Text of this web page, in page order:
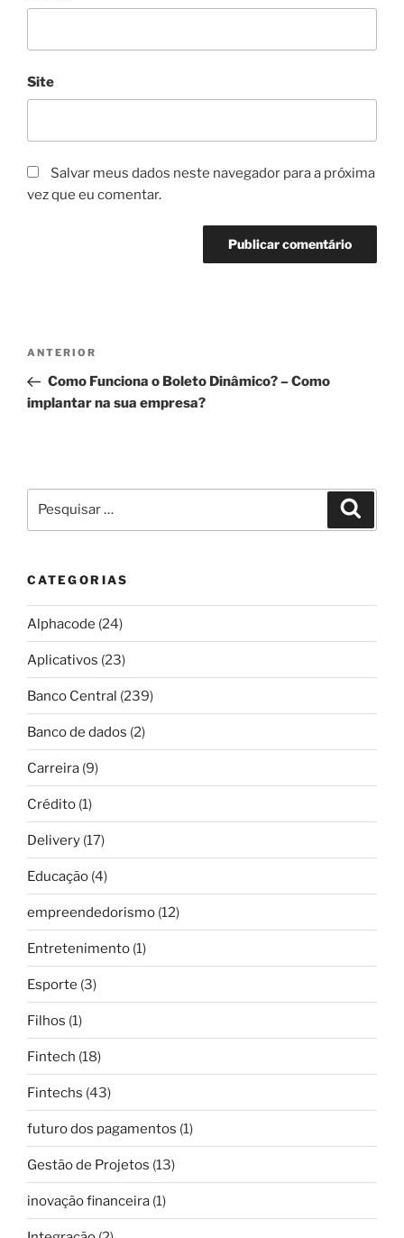
Site
Salvar meus dados neste navegador para a próxima
vez que eu comentar.
Navegação
Post
Post
anterior
ANTERIOR
Como Funciona o Boleto Dinâmico? – Como
implantar na sua empresa?
por:
CATEGORIAS
Alphacode (24)
Aplicativos (23)
Banco Central (239)
Banco de dados (2)
Carreira (9)
Crédito (1)
Delivery (17)
Educação (4)
empreendedorismo (12)
Entretenimento (1)
Esporte (3)
Filhos (1)
Fintech (18)
Fintechs (43)
futuro dos pagamentos (1)
Gestão de Projetos (13)
inovação financeira (1)